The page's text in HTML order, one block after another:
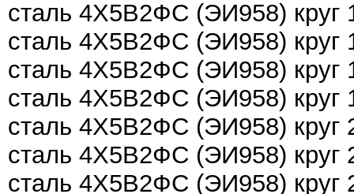
сталь 4Х5В2ФС (ЭИ958) круг
сталь 4Х5В2ФС (ЭИ958) круг
сталь 4Х5В2ФС (ЭИ958) круг
сталь 4Х5В2ФС (ЭИ958) круг
сталь 4Х5В2ФС (ЭИ958) круг
сталь 4Х5В2ФС (ЭИ958) круг
сталь 4Х5В2ФС (ЭИ958) круг